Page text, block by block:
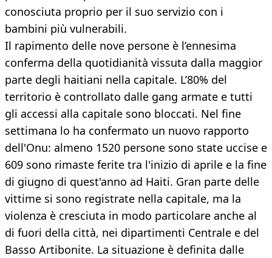
conosciuta proprio per il suo servizio con i
bambini più vulnerabili.
Il rapimento delle nove persone è l’ennesima
conferma della quotidianità vissuta dalla maggior
parte degli haitiani nella capitale. L’80% del
territorio è controllato dalle gang armate e tutti
gli accessi alla capitale sono bloccati. Nel fine
settimana lo ha confermato un nuovo rapporto
dell'Onu: almeno 1520 persone sono state uccise e
609 sono rimaste ferite tra l'inizio di aprile e la fine
di giugno di quest'anno ad Haiti. Gran parte delle
vittime si sono registrate nella capitale, ma la
violenza è cresciuta in modo particolare anche al
di fuori della città, nei dipartimenti Centrale e del
Basso Artibonite. La situazione è definita dalle